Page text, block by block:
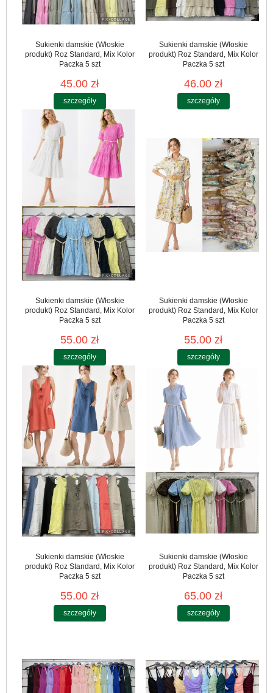
Sukienki damskie (Włoskie
produkt) Roz Standard, Mix Kolor
Paczka 5 szt
45.00 zł
szczegóły
Sukienki damskie (Włoskie
produkt) Roz Standard, Mix Kolor
Paczka 5 szt
46.00 zł
szczegóły
Sukienki damskie (Włoskie
produkt) Roz Standard, Mix Kolor
Paczka 5 szt
55.00 zł
szczegóły
Sukienki damskie (Włoskie
produkt) Roz Standard, Mix Kolor
Paczka 5 szt
55.00 zł
szczegóły
Sukienki damskie (Włoskie
produkt) Roz Standard, Mix Kolor
Paczka 5 szt
55.00 zł
szczegóły
Sukienki damskie (Włoskie
produkt) Roz Standard, Mix Kolor
Paczka 5 szt
65.00 zł
szczegóły